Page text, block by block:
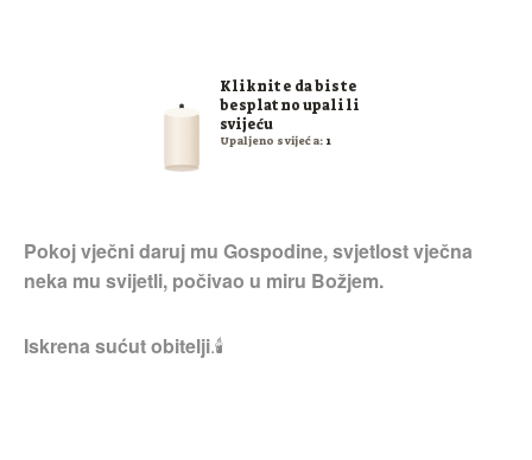
Kliknite da biste
besplatno upalili
svijeću
Upaljeno svijeća: 1
Pokoj vječni daruj mu Gospodine, svjetlost vječna
neka mu svijetli, počivao u miru Božjem.
Iskrena sućut obitelji.🕯